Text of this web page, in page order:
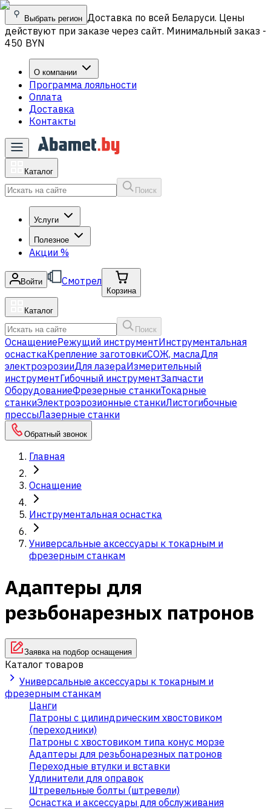
Выбрать регион Доставка по всей Беларуси. Цены
действуют при заказе через сайт. Минимальный заказ -
450 BYN
О компании
Программа лояльности
Оплата
Доставка
Контакты
Каталог
Поиск
Услуги
Полезное
Акции %
Войти Смотрел
Корзина
Каталог
Поиск
ОснащениеРежущий инструментИнструментальная
оснасткаКрепление заготовкиСОЖ, маслаДля
электроэрозииДля лазераИзмерительный
инструментГибочный инструментЗапчасти
ОборудованиеФрезерные станкиТокарные
станкиЭлектроэрозионные станкиЛистогибочные
прессыЛазерные станки
Обратный звонок
Главная
Оснащение
Инструментальная оснастка
Универсальные аксессуары к токарным и
фрезерным станкам
Адаптеры для
резьбонарезных патронов
Заявка на подбор оснащения
Каталог товаров
Универсальные аксессуары к токарным и
фрезерным станкам
Цанги
Патроны с цилиндрическим хвостовиком
(переходники)
Патроны с хвостовиком типа конус морзе
Адаптеры для резьбонарезных патронов
Переходные втулки и вставки
Удлинители для оправок
Штревельные болты (штревели)
Оснастка и аксессуары для обслуживания